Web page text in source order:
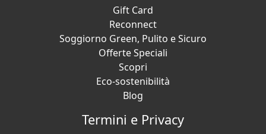
Gift Card
Reconnect
Soggiorno Green, Pulito e Sicuro
Offerte Speciali
Scopri
Eco-sostenibilità
Blog
Termini e Privacy